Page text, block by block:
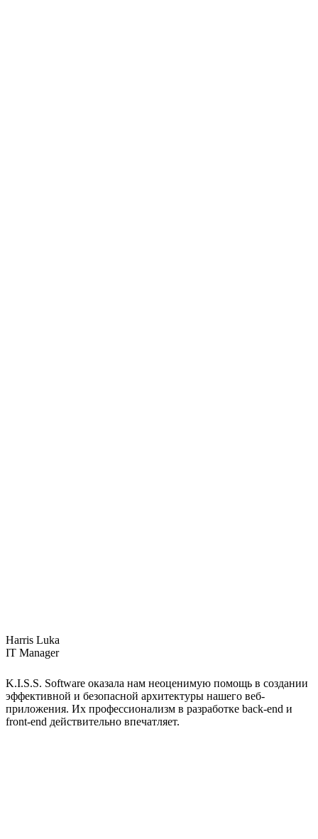
Harris Luka
IT Manager
K.I.S.S. Software оказала нам неоценимую помощь в создании
эффективной и безопасной архитектуры нашего веб-
приложения. Их профессионализм в разработке back-end и
front-end действительно впечатляет.